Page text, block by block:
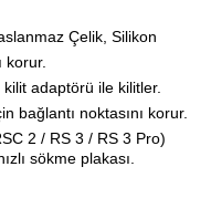
Çelik, Silikon
korur.
adaptörü ile kilitler.
bağlantı noktasını korur.
2 / RS 3 / RS 3 Pro)
sökme plakası.